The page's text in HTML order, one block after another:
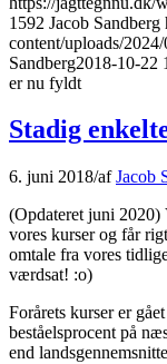
1592 Jacob Sandberg
content/uploads/
Sandberg2018-10-22
er nu fyldt
Stadig
6. juni 2018/afJacob
(Opdateret juni 2020)
vores kurser og får
omtale fra vores
værdsat! :o)
Forårets kurser er
beståelsprocent på
end